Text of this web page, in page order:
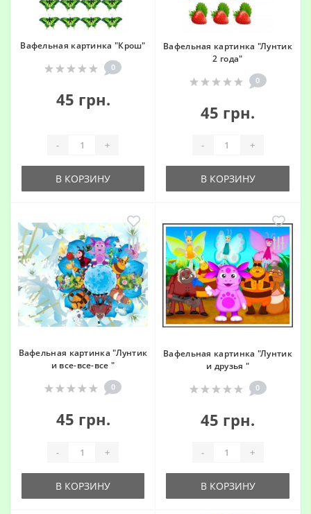
Вафельная картинка "Крош"
0
45 грн.
- +
В КОРЗИНУ
Вафельная картинка "Лунтик
2 года"
0
45 грн.
- +
В КОРЗИНУ
Вафельная картинка "Лунтик
и все-все-все "
0
45 грн.
- +
В КОРЗИНУ
Вафельная картинка "Лунтик
и друзья "
0
45 грн.
- +
В КОРЗИНУ